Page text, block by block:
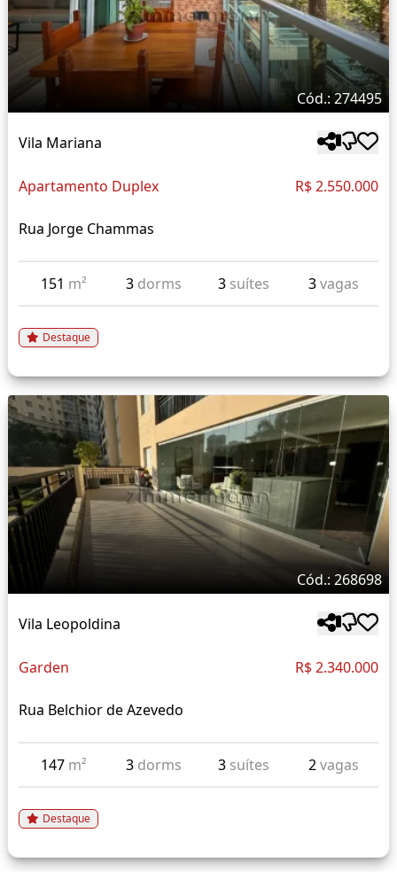
Cód.: 274495
Vila Mariana
Apartamento Duplex R$ 2.550.000
Rua Jorge Chammas
151 m² 3 dorms 3 suítes 3vagas
Destaque
Cód.: 268698
Vila Leopoldina
Garden R$ 2.340.000
Rua Belchior de Azevedo
147 m² 3 dorms 3 suítes 2vagas
Destaque